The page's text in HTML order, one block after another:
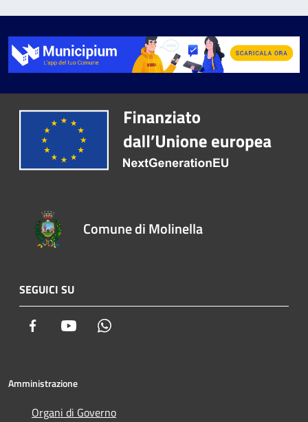
Comune di Molinella
SEGUICI SU
Facebook Youtube
Amministrazione
Organi di Governo